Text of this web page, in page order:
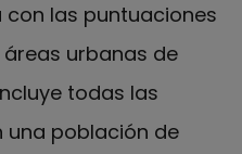
con las puntuaciones
áreas urbanas de
todas las
una población de